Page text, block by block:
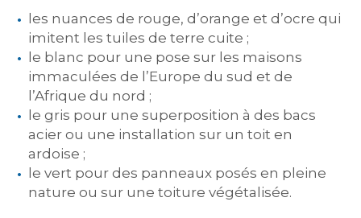
les nuances de rouge, d’orange et d’ocre qui
imitent les tuiles de terre cuite ;
le blanc pour une pose sur les maisons
immaculées de l’Europe du sud et de
l’Afrique du nord ;
le gris pour une superposition à des bacs
acier ou une installation sur un toit en
ardoise ;
le vert pour des panneaux posés en pleine
nature ou sur une toiture végétalisée.